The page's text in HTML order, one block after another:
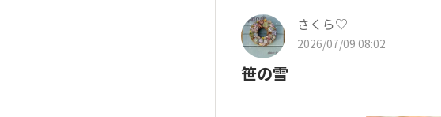
さくら♡
2026/07/09 08:02
笹の雪